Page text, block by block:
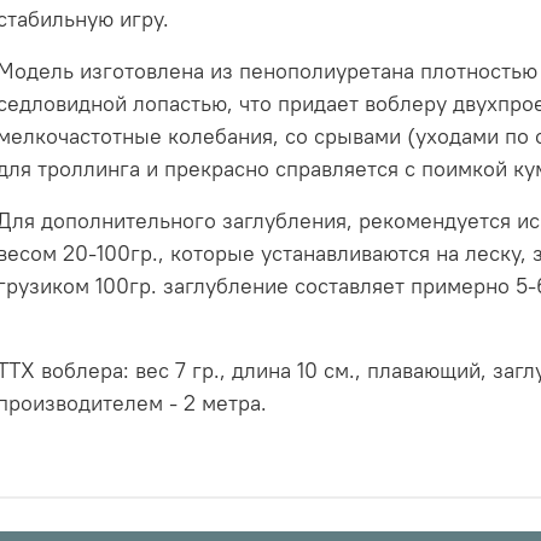
игру.
изготовлена из пенополиуретана
лопастью, что придает воблеру
колебания, со срывами (уходами
троллинга и прекрасно справляется с поимкой
дополнительного заглубления, рекомендуется
20-100гр., которые устанавливаются на
100гр. заглубление составляет примерно
воблера: вес 7 гр., длина 10 см., плавающий,
- 2 метра.